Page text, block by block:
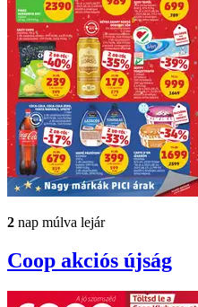
2 nap múlva lejár
Coop akciós újság